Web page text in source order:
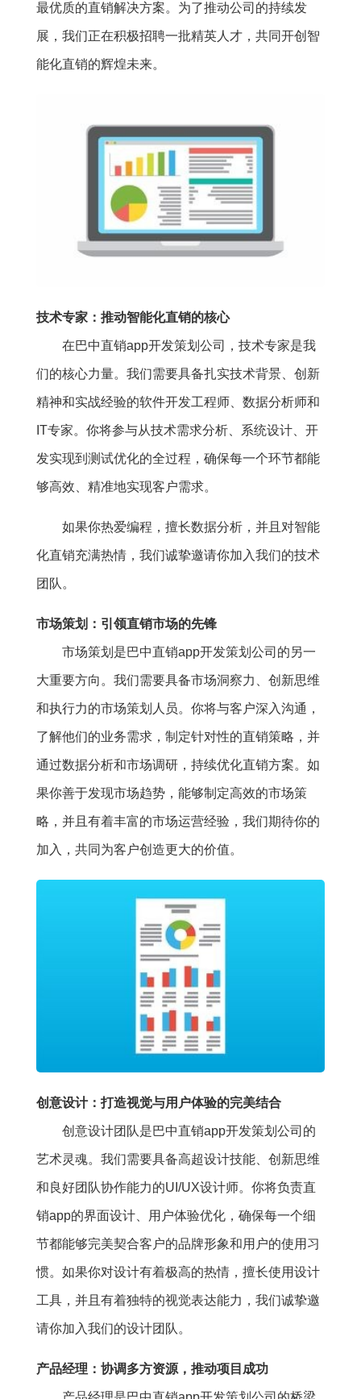
最优质的直销解决方案。为了推动公司的持续发
展，我们正在积极招聘一批精英人才，共同开创智
能化直销的辉煌未来。
技术专家：推动智能化直销的核心
在巴中直销app开发策划公司，技术专家是我
们的核心力量。我们需要具备扎实技术背景、创新
精神和实战经验的软件开发工程师、数据分析师和
IT专家。你将参与从技术需求分析、系统设计、开
发实现到测试优化的全过程，确保每一个环节都能
够高效、精准地实现客户需求。
如果你热爱编程，擅长数据分析，并且对智能
化直销充满热情，我们诚挚邀请你加入我们的技术
团队。
市场策划：引领直销市场的先锋
市场策划是巴中直销app开发策划公司的另一
大重要方向。我们需要具备市场洞察力、创新思维
和执行力的市场策划人员。你将与客户深入沟通，
了解他们的业务需求，制定针对性的直销策略，并
通过数据分析和市场调研，持续优化直销方案。如
果你善于发现市场趋势，能够制定高效的市场策
略，并且有着丰富的市场运营经验，我们期待你的
加入，共同为客户创造更大的价值。
创意设计：打造视觉与用户体验的完美结合
创意设计团队是巴中直销app开发策划公司的
艺术灵魂。我们需要具备高超设计技能、创新思维
和良好团队协作能力的UI/UX设计师。你将负责直
销app的界面设计、用户体验优化，确保每一个细
节都能够完美契合客户的品牌形象和用户的使用习
惯。如果你对设计有着极高的热情，擅长使用设计
工具，并且有着独特的视觉表达能力，我们诚挚邀
请你加入我们的设计团队。
产品经理：协调多方资源，推动项目成功